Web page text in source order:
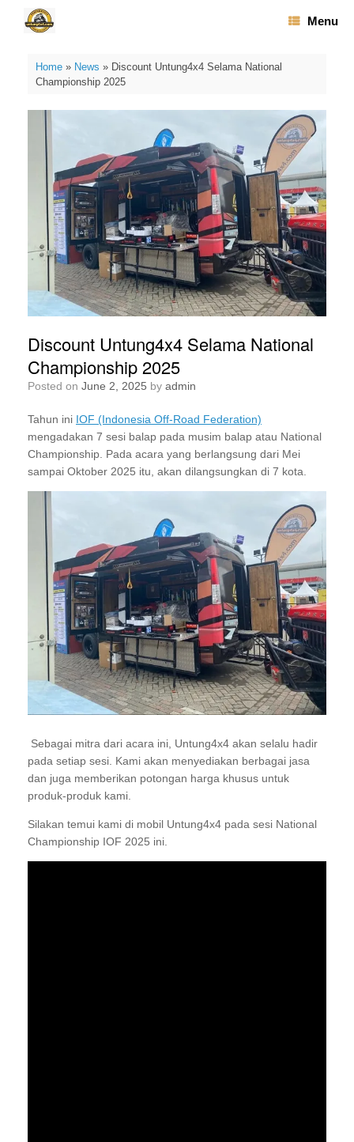
Menu
Home» News » Discount Untung4x4 Selama National
Championship 2025
Discount Untung4x4 Selama National
Championship 2025
Posted on June 2, 2025 by admin
Tahun ini IOF (Indonesia Off-Road Federation)
mengadakan 7 sesi balap pada musim balap atau National
Championship. Pada acara yang berlangsung dari Mei
sampai Oktober 2025 itu, akan dilangsungkan di 7 kota.
Sebagai mitra dari acara ini, Untung4x4 akan selalu hadir
pada setiap sesi. Kami akan menyediakan berbagai jasa
dan juga memberikan potongan harga khusus untuk
produk-produk kami.
Silakan temui kami di mobil Untung4x4 pada sesi National
Championship IOF 2025 ini.